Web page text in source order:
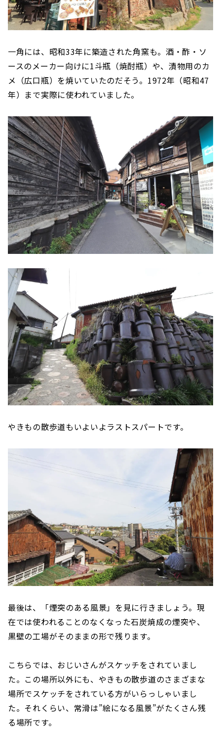
一角には、昭和33年に築造された角窯も。酒・酢・ソ
ースのメーカー向けに1斗瓶（焼酎瓶）や、漬物用のカ
メ（広口瓶）を焼いていたのだそう。1972年（昭和47
年）まで実際に使われていました。
やきもの散歩道もいよいよラストスパートです。
最後は、「煙突のある風景」を見に行きましょう。現
在では使われることのなくなった石炭焼成の煙突や、
黒壁の工場がそのままの形で残ります。
こちらでは、おじいさんがスケッチをされていまし
た。この場所以外にも、やきもの散歩道のさまざまな
場所でスケッチをされている方がいらっしゃいまし
た。それくらい、常滑は”絵になる風景”がたくさん残
る場所です。